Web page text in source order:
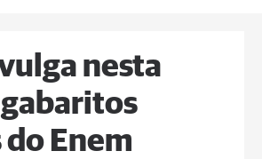
nesta
Enem